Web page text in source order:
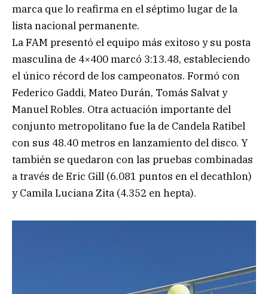
marca que lo reafirma en el séptimo lugar de la
lista nacional permanente.
La FAM presentó el equipo más exitoso y su posta
masculina de 4×400 marcó 3:13.48, estableciendo
el único récord de los campeonatos. Formó con
Federico Gaddi, Mateo Durán, Tomás Salvat y
Manuel Robles. Otra actuación importante del
conjunto metropolitano fue la de Candela Ratibel
con sus 48.40 metros en lanzamiento del disco. Y
también se quedaron con las pruebas combinadas
a través de Eric Gill (6.081 puntos en el decathlon)
y Camila Luciana Zita (4.352 en hepta).